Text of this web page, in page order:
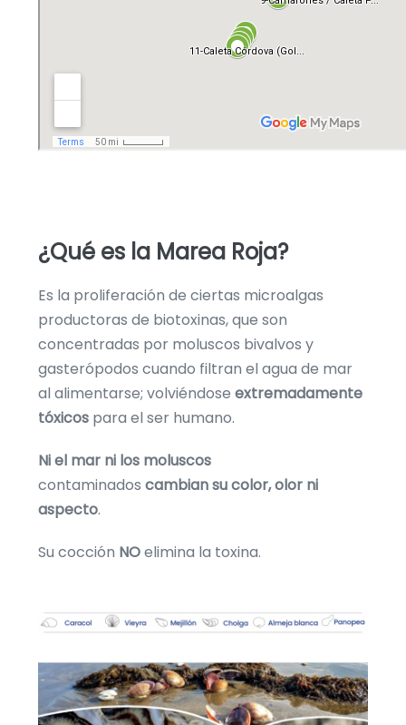
¿Qué es la Marea Roja?
Es la proliferación de ciertas microalgas
productoras de biotoxinas, que son
concentradas por moluscos bivalvos y
gasterópodos cuando filtran el agua de mar
al alimentarse; volviéndose extremadamente
tóxicos para el ser humano.
Ni el mar ni los moluscos
contaminados cambian su color, olor ni
aspecto.
Su cocción NOelimina la toxina.